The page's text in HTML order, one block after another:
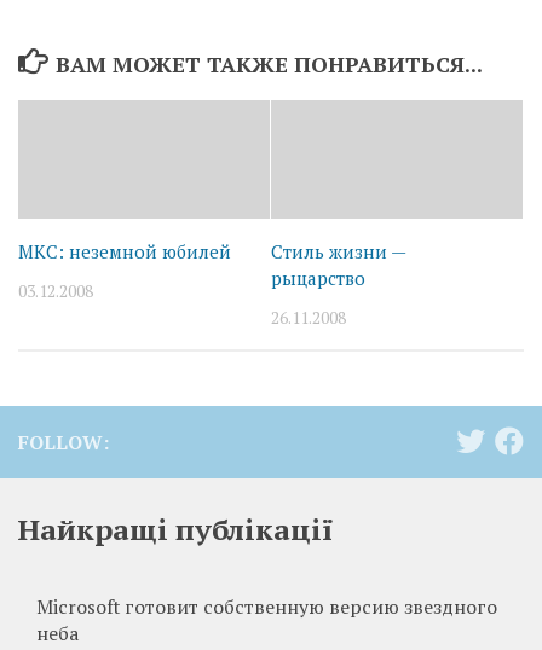
ВАМ МОЖЕТ ТАКЖЕ ПОНРАВИТЬСЯ...
МКС: неземной юбилей
03.12.2008
Стиль жизни —
рыцарство
26.11.2008
FOLLOW:
Найкращі публікації
Microsoft готовит собственную версию звездного
неба